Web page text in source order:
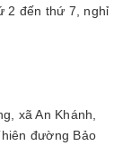
2 đến thứ 7, nghỉ
xã An Khánh,
đường Bảo